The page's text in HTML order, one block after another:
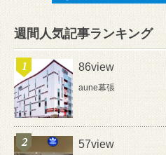
週間人気記事ランキング
86view
aune幕張
57view